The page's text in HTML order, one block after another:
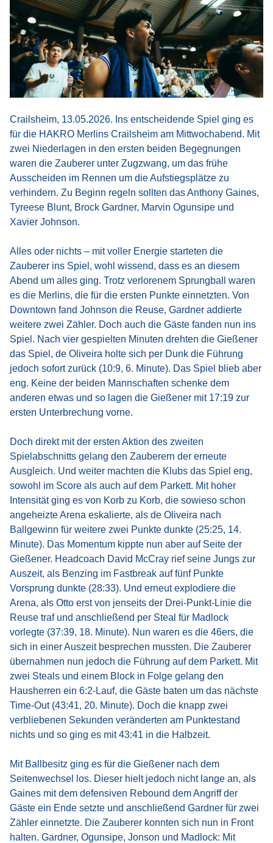
Crailsheim, 13.05.2026. Ins entscheidende Spiel ging es
für die HAKRO Merlins Crailsheim am Mittwochabend. Mit
zwei Niederlagen in den ersten beiden Begegnungen
waren die Zauberer unter Zugzwang, um das frühe
Ausscheiden im Rennen um die Aufstiegsplätze zu
verhindern. Zu Beginn regeln sollten das Anthony Gaines,
Tyreese Blunt, Brock Gardner, Marvin Ogunsipe und
Xavier Johnson.
Alles oder nichts – mit voller Energie starteten die
Zauberer ins Spiel, wohl wissend, dass es an diesem
Abend um alles ging. Trotz verlorenem Sprungball waren
es die Merlins, die für die ersten Punkte einnetzten. Von
Downtown fand Johnson die Reuse, Gardner addierte
weitere zwei Zähler. Doch auch die Gäste fanden nun ins
Spiel. Nach vier gespielten Minuten drehten die Gießener
das Spiel, de Oliveira holte sich per Dunk die Führung
jedoch sofort zurück (10:9, 6. Minute). Das Spiel blieb aber
eng. Keine der beiden Mannschaften schenke dem
anderen etwas und so lagen die Gießener mit 17:19 zur
ersten Unterbrechung vorne.
Doch direkt mit der ersten Aktion des zweiten
Spielabschnitts gelang den Zauberern der erneute
Ausgleich. Und weiter machten die Klubs das Spiel eng,
sowohl im Score als auch auf dem Parkett. Mit hoher
Intensität ging es von Korb zu Korb, die sowieso schon
angeheizte Arena eskalierte, als de Oliveira nach
Ballgewinn für weitere zwei Punkte dunkte (25:25, 14.
Minute). Das Momentum kippte nun aber auf Seite der
Gießener. Headcoach David McCray rief seine Jungs zur
Auszeit, als Benzing im Fastbreak auf fünf Punkte
Vorsprung dunkte (28:33). Und erneut explodiere die
Arena, als Otto erst von jenseits der Drei-Punkt-Linie die
Reuse traf und anschließend per Steal für Madlock
vorlegte (37:39, 18. Minute). Nun waren es die 46ers, die
sich in einer Auszeit besprechen mussten. Die Zauberer
übernahmen nun jedoch die Führung auf dem Parkett. Mit
zwei Steals und einem Block in Folge gelang den
Hausherren ein 6:2-Lauf, die Gäste baten um das nächste
Time-Out (43:41, 20. Minute). Doch die knapp zwei
verbliebenen Sekunden veränderten am Punktestand
nichts und so ging es mit 43:41 in die Halbzeit.
Mit Ballbesitz ging es für die Gießener nach dem
Seitenwechsel los. Dieser hielt jedoch nicht lange an, als
Gaines mit dem defensiven Rebound dem Angriff der
Gäste ein Ende setzte und anschließend Gardner für zwei
Zähler einnetzte. Die Zauberer konnten sich nun in Front
halten. Gardner, Ogunsipe, Jonson und Madlock: Mit